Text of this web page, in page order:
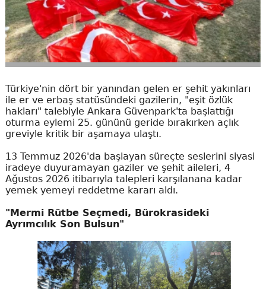
Türkiye'nin dört bir yanından gelen er şehit yakınları
ile er ve erbaş statüsündeki gazilerin, "eşit özlük
hakları" talebiyle Ankara Güvenpark'ta başlattığı
oturma eylemi 25. gününü geride bırakırken açlık
greviyle kritik bir aşamaya ulaştı.
13 Temmuz 2026'da başlayan süreçte seslerini siyasi
iradeye duyuramayan gaziler ve şehit aileleri, 4
Ağustos 2026 itibarıyla talepleri karşılanana kadar
yemek yemeyi reddetme kararı aldı.
"Mermi Rütbe Seçmedi, Bürokrasideki
Ayrımcılık Son Bulsun"